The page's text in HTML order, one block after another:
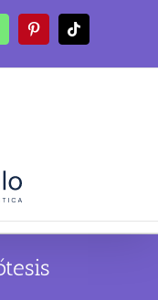
PinterestTiktok